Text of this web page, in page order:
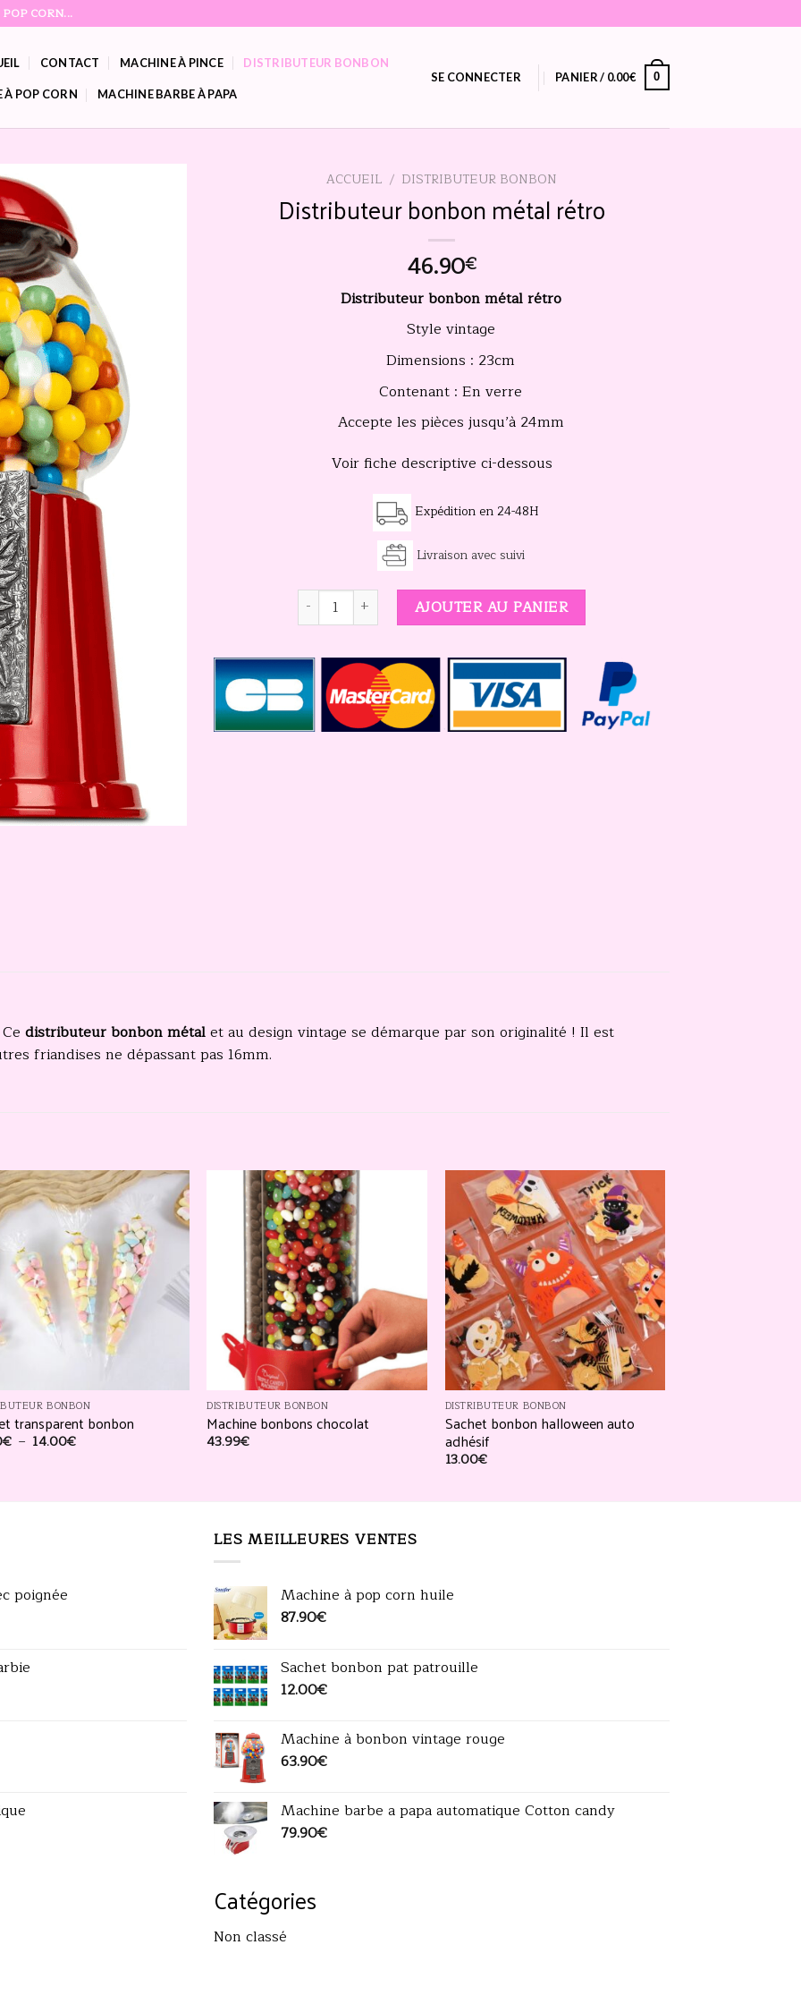
CORN...
CONTACT MACHINE À PINCE DISTRIBUTEUR BONBON
À POP CORN MACHINE BARBE À PAPA
SE CONNECTER PANIER / 0.00€ 0
ACCUEIL / DISTRIBUTEUR BONBON
Distributeur bonbon métal rétro
46.90€
Distributeur bonbon métal rétro
Style vintage
Dimensions : 23cm
Contenant : En verre
Accepte les pièces jusqu’à 24mm
Voir fiche descriptive ci-dessous
Expédition en 24-48H
Livraison avec suivi
quantité de Distributeur bonbon métal rétro
AJOUTER AU PANIER
distributeur bonbon métalet au design vintage se démarque par son originalité ! Il est
friandises ne dépassant pas 16mm.
Ajouter
d’envies
BONBON
transparent bonbon
€ – 14.00€Plage
de
14.00€
d’envies
DISTRIBUTEUR BONBON
Machine bonbons chocolat
43.99€
Ajouter
à la
liste
d’envies
DISTRIBUTEUR BONBON
Sachet bonbon halloween auto
adhésif
13.00€
poignée
LES MEILLEURES VENTES
Machine à pop corn huile
87.90€
Sachet bonbon pat patrouille
12.00€
Machine à bonbon vintage rouge
63.90€
Machine barbe a papa automatique Cotton candy
79.90€
Catégories
Non classé